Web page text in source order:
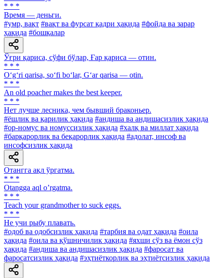
* * *
Время — деньги.
#умр, вақт #вақт ва фурсат қадри ҳақида #фойда ва зарар
ҳақида #бошқалар
Ўғри қариса, сўфи бўлар, Ғар қариса — отин.
* * *
O‘g‘ri qarisa, so‘fi bo‘lar, G‘ar qarisa — otin.
* * *
An old poacher makes the best keeper.
* * *
Нет лучше лесника, чем бывший браконьер.
#ёшлик ва қарилик ҳақида #андиша ва андишасизлик ҳақида
#ор-номус ва номуссизлик ҳақида #халқ ва миллат ҳақида
#барқарорлик ва беқарорлик ҳақида #адолат, инсоф ва
инсофсизлик ҳақида
Отангга ақл ўргатма.
* * *
Otangga aql oʼrgatma.
* * *
Teach your grandmother to suck eggs.
* * *
He учи рыбу плавать.
#одоб ва одобсизлик ҳақида #тарбия ва одат ҳақида #оила
ҳақида #оила ва қўшничилик ҳақида #яхши сўз ва ёмон сўз
ҳақида #андиша ва андишасизлик ҳақида #фаросат ва
фаросатсизлик ҳақида #эҳтиёткорлик ва эҳтиётсизлик ҳақида